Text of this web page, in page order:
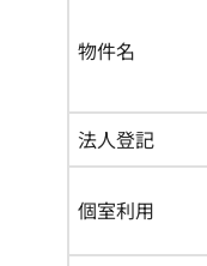
物件名
法人登記
個室利用